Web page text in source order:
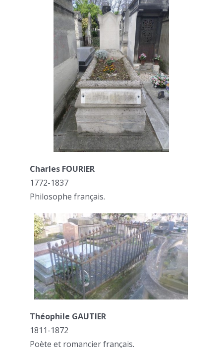
Charles FOURIER
1772-1837
Philosophe français.
Théophile GAUTIER
1811-1872
Poète et romancier français.